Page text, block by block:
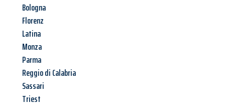
Bologna
Florenz
Latina
Monza
Parma
Reggio di Calabria
Sassari
Triest